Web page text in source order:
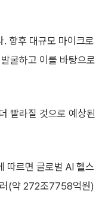
향후 대규모 마이크로
굴하고 이를 바탕으로
빨라질 것으로 예상된
따르면 글로벌 AI 헬스
(약 272조7758억원)